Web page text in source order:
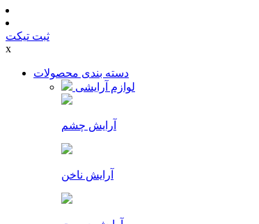
ثبت تیکت
x
دسته بندی محصولات
لوازم آرایشی
آرایش چشم
آرایش ناخن